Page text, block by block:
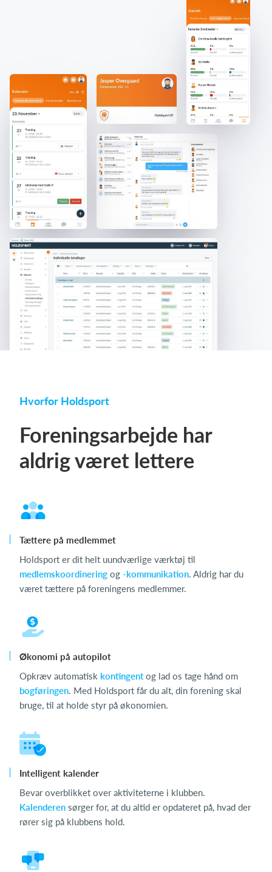
Hvorfor Holdsport
Foreningsarbejde har
aldrig været lettere
Tættere på medlemmet
Holdsport er dit helt uundværlige værktøj til
medlemskoordinering og -kommunikation. Aldrig har du
været tættere på foreningens medlemmer.
Økonomi på autopilot
Opkræv automatisk kontingentog lad os tage hånd om
bogføringen. Med Holdsport får du alt, din forening skal
bruge, til at holde styr på økonomien.
Intelligent kalender
Bevar overblikket over aktiviteterne i klubben.
Kalenderen sørger for, at du altid er opdateret på, hvad der
rører sig på klubbens hold.